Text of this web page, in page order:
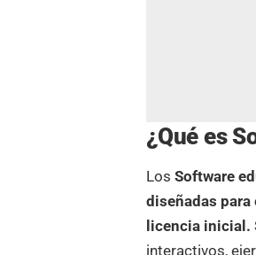
¿Qué es
LosSoftware
diseñadas
licencia inicial.
interactivos,